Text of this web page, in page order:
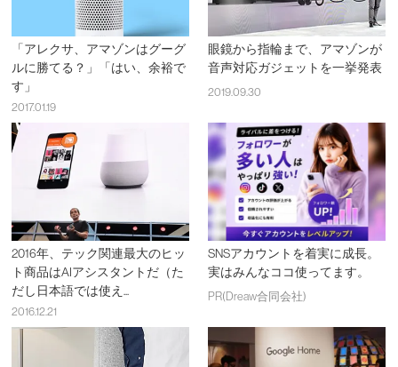
「アレクサ、アマゾンはグーグ
ルに勝てる？」「はい、余裕で
す」
2017.01.19
眼鏡から指輪まで、アマゾンが
音声対応ガジェットを一挙発表
2019.09.30
2016年、テック関連最大のヒッ
ト商品はAIアシスタントだ（た
だし日本語では使え...
2016.12.21
SNSアカウントを着実に成長。
実はみんなココ使ってます。
PR(Dreaw合同会社)